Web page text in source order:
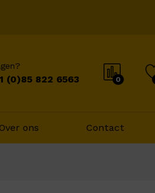
(0)85 822 6563 0
Over ons Contact